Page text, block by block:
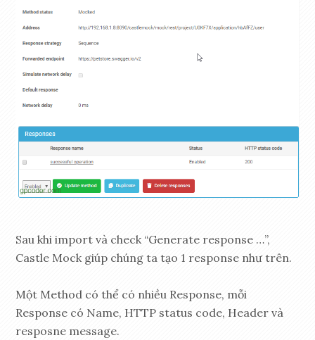
Sau khi import và check “Generate response …”,
Castle Mock giúp chúng ta tạo 1 response như trên.
Một Method có thể có nhiều Response, mỗi
Response có Name, HTTP status code, Header và
resposne message.